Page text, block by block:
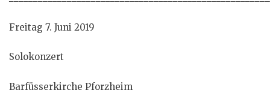
Freitag 7. Juni 2019
Solokonzert
Barfüsserkirche Pforzheim